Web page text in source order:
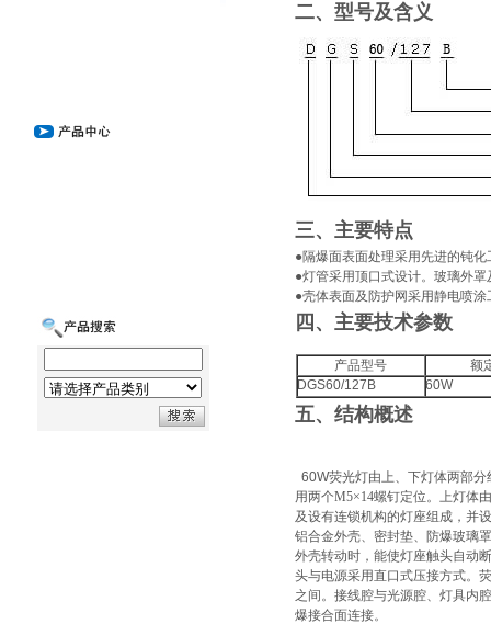
二、型号及含义
三、主要特点
●隔爆面表面处理采用先进的钝
●灯管采用顶口式设计。玻璃外
●壳体表面及防护网采用静电喷
四、主要技术参数
产品型号
额
DGS60/127B
60W
五、结构概述
60W荧光灯由上、下灯体两部
用两个M5×14螺钉定位。上灯体
及设有连锁机构的灯座组成，并
铝合金外壳、密封垫、防爆玻璃
外壳转动时，能使灯座触头自动
头与电源采用直口式压接方式。
之间。接线腔与光源腔、灯具内
爆接合面连接。